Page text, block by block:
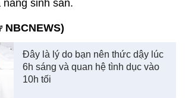
tăng sự kiểm soát của các cơ
khỏe:làm cho cơ thể mệt mỏi, tinh
huyết hư tổn…
giảm thấp: